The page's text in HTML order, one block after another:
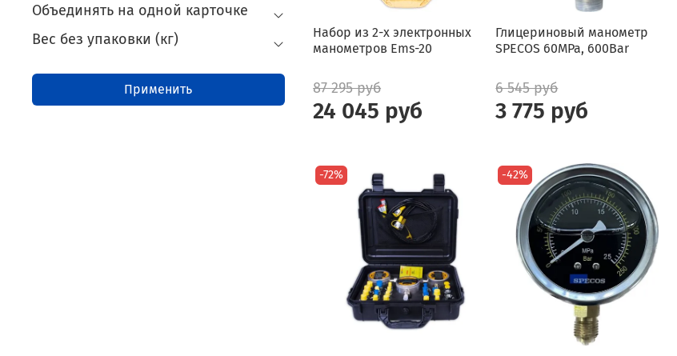
Набор из 2-х электронных
манометров Ems-20
87 295 руб
24 045 руб
Глицериновый манометр
SPECOS 60MPa, 600Bar
6 545 руб
3 775 руб
-72% -42%
Объединять на одной карточке
Вес без упаковки (кг)
Применить